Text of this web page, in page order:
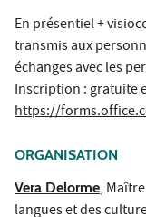
En présentiel +
transmis aux
échanges avec les
Inscription : gratuite
https://
ORGANISATION
Vera Delorme,
langues et des